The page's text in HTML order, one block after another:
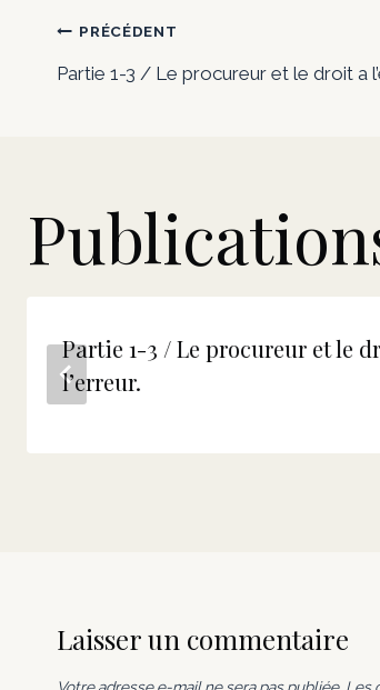
Navigation
de
PRÉCÉDENT
Partie 1-3 / Le procureur et le droit a
Partie 1-3 / Le procureur et le
l’erreur.
Laisser un commentaire
Votre adresse e-mail ne sera pas publiée. Les